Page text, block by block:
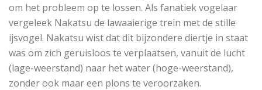
om het probleem op te lossen. Als fanatiek vogelaar
vergeleek Nakatsu de lawaaierige trein met de stille
ijsvogel. Nakatsu wist dat dit bijzondere diertje in staat
was om zich geruisloos te verplaatsen, vanuit de lucht
(lage-weerstand) naar het water (hoge-weerstand),
zonder ook maar een plons te veroorzaken.